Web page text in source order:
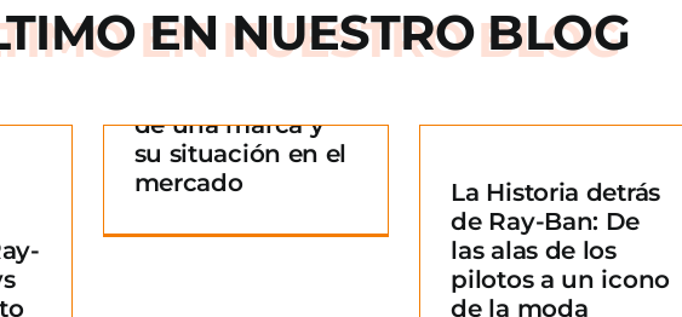
ENNUESTRO BLOG
de una marca y
su situación en el
mercado
La Historia detrás
de Ray-Ban: De las
La Historia detrás
de Ray-Ban: De
las alas de los
pilotos a un icono
de la moda
¿Qué gafas Ray-
Ban se adaptan
mejor a rostros
redondos?